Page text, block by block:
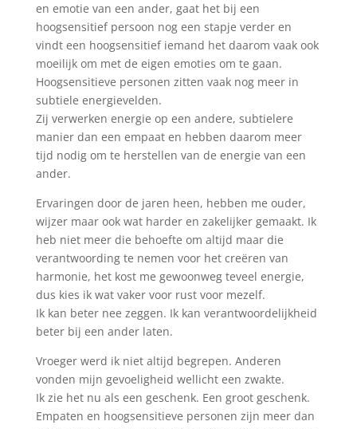
en emotie van een ander, gaat het bij een
hoogsensitief persoon nog een stapje verder en
vindt een hoogsensitief iemand het daarom vaak ook
moeilijk om met de eigen emoties om te gaan.
Hoogsensitieve personen zitten vaak nog meer in
subtiele energievelden.
Zij verwerken energie op een andere, subtielere
manier dan een empaat en hebben daarom meer
tijd nodig om te herstellen van de energie van een
ander.
Ervaringen door de jaren heen, hebben me ouder,
wijzer maar ook wat harder en zakelijker gemaakt. Ik
heb niet meer die behoefte om altijd maar die
verantwoording te nemen voor het creëren van
harmonie, het kost me gewoonweg teveel energie,
dus kies ik wat vaker voor rust voor mezelf.
Ik kan beter nee zeggen. Ik kan verantwoordelijkheid
beter bij een ander laten.
Vroeger werd ik niet altijd begrepen. Anderen
vonden mijn gevoeligheid wellicht een zwakte.
Ik zie het nu als een geschenk. Een groot geschenk.
Empaten en hoogsensitieve personen zijn meer dan